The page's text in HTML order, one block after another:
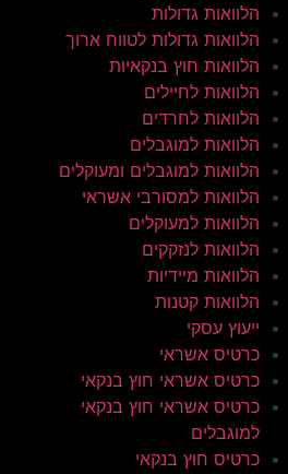
הלוואות גדולות
הלוואות גדולות לטווח ארוך
הלוואות חוץ בנקאיות
הלוואות לחיילים
הלוואות לחרדים
הלוואות למוגבלים
הלוואות למוגבלים ומעוקלים
הלוואות למסורבי אשראי
הלוואות למעוקלים
הלוואות לנזקקים
הלוואות מיידיות
הלוואות קטנות
ייעוץ עסקי
כרטיס אשראי
כרטיס אשראי חוץ בנקאי
כרטיס אשראי חוץ בנקאי
למוגבלים
כרטיס חוץ בנקאי